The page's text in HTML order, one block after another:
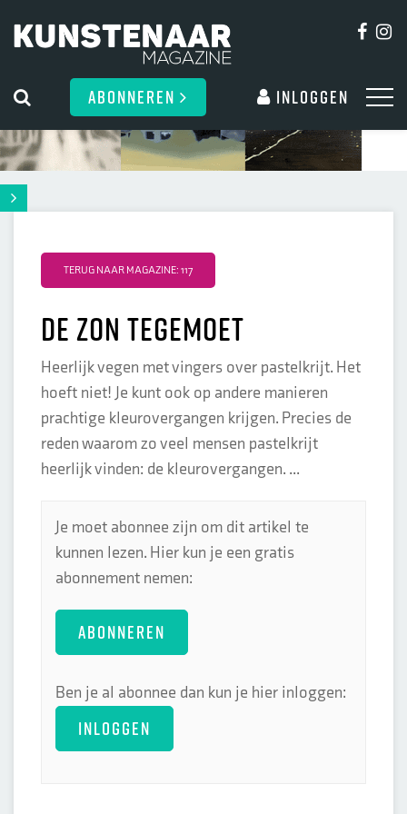
ABONNEREN Inloggen
TERUG NAAR MAGAZINE: 117
De zon tegemoet
Heerlijk vegen met vingers over pastelkrijt. Het
hoeft niet! Je kunt ook op andere manieren
prachtige kleurovergangen krijgen. Precies de
reden waarom zo veel mensen pastelkrijt
heerlijk vinden: de kleurovergangen. ...
Je moet abonnee zijn om dit artikel te
kunnen lezen. Hier kun je een gratis
abonnement nemen:
ABONNEREN
Ben je al abonnee dan kun je hier inloggen:
INLOGGEN